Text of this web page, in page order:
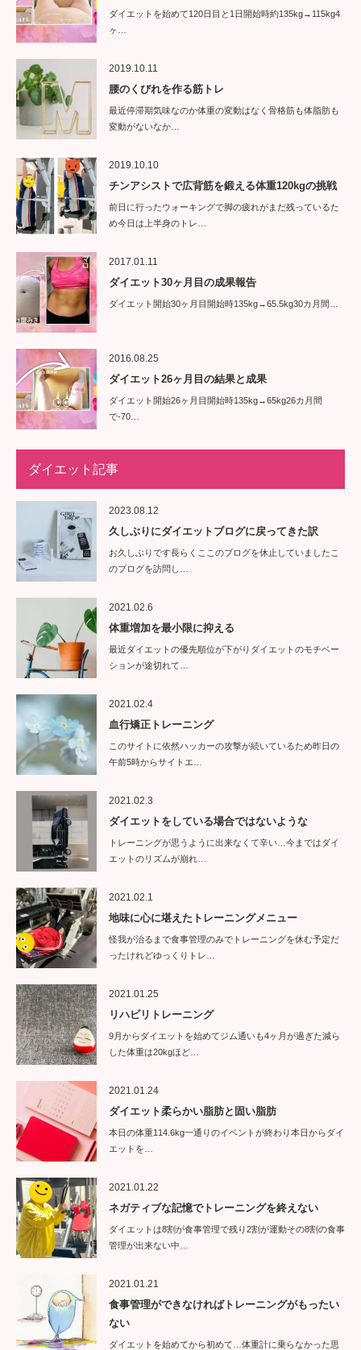
ダイエットを始めて120日目と1日開始時約135kg→115kg4
ヶ…
2019.10.11
腰のくびれを作る筋トレ
最近停滞期気味なのか体重の変動はなく骨格筋も体脂肪も
変動がないなか…
2019.10.10
チンアシストで広背筋を鍛える体重120kgの挑戦
前日に行ったウォーキングで脚の疲れがまだ残っているた
め今日は上半身のトレ…
2017.01.11
ダイエット30ヶ月目の成果報告
ダイエット開始30ヶ月目開始時135kg→65.5kg30カ月間…
2016.08.25
ダイエット26ヶ月目の結果と成果
ダイエット開始26ヶ月目開始時135kg→65kg26カ月間
で-70…
ダイエット記事
2023.08.12
久しぶりにダイエットブログに戻ってきた訳
お久しぶりです長らくここのブログを休止していましたこ
のブログを訪問し…
2021.02.6
体重増加を最小限に抑える
最近ダイエットの優先順位が下がりダイエットのモチベー
ションが途切れて…
2021.02.4
血行矯正トレーニング
このサイトに依然ハッカーの攻撃が続いているため昨日の
午前5時からサイトエ…
2021.02.3
ダイエットをしている場合ではないような
トレーニングが思うように出来なくて辛い…今まではダイ
エットのリズムが崩れ…
2021.02.1
地味に心に堪えたトレーニングメニュー
怪我が治るまで食事管理のみでトレーニングを休む予定だ
ったけれどゆっくりトレ…
2021.01.25
リハビリトレーニング
9月からダイエットを始めてジム通いも4ヶ月が過ぎた減ら
した体重は20kgほど…
2021.01.24
ダイエット柔らかい脂肪と固い脂肪
本日の体重114.6kg一通りのイベントが終わり本日からダイ
エットを…
2021.01.22
ネガティブな記憶でトレーニングを終えない
ダイエットは8割が食事管理で残り2割が運動その8割の食事
管理が出来ない中…
2021.01.21
食事管理ができなければトレーニングがもったい
ない
ダイエットを始めてから初めて…体重計に乗らなかった思